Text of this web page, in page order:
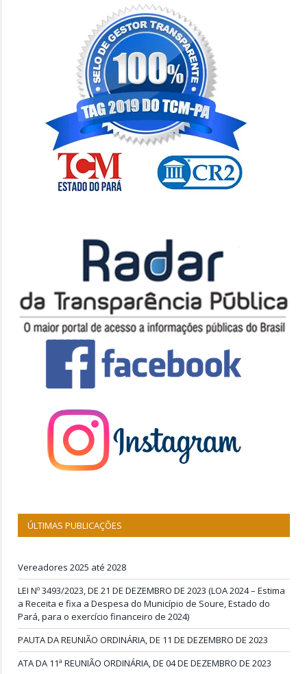
ÚLTIMAS PUBLICAÇÕES
Vereadores 2025 até 2028
LEI Nº 3493/2023, DE 21 DE DEZEMBRO DE 2023 (LOA 2024 – Estima
a Receita e fixa a Despesa do Município de Soure, Estado do
Pará, para o exercício financeiro de 2024)
PAUTA DA REUNIÃO ORDINÁRIA, DE 11 DE DEZEMBRO DE 2023
ATA DA 11ª REUNIÃO ORDINÁRIA, DE 04 DE DEZEMBRO DE 2023